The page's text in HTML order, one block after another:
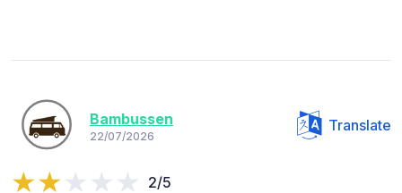
Bambussen
22/07/2026
Translate
2/5